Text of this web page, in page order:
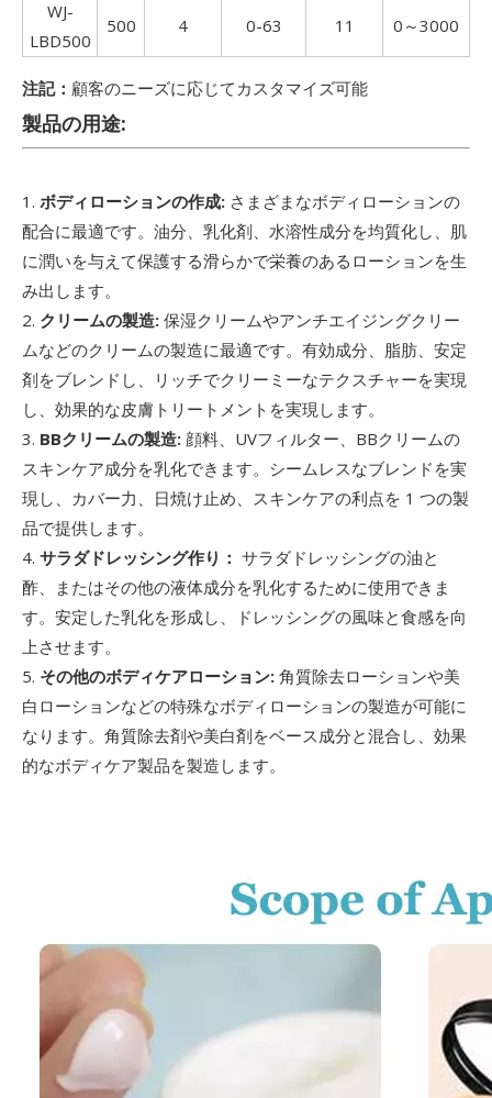
WJ-
LBD500
500 4 0-63 11 0～3000
注記： 顧客のニーズに応じてカスタマイズ可能
製品の用途:
1. ボディローションの作成: さまざまなボディローションの
配合に最適です。油分、乳化剤、水溶性成分を均質化し、肌
に潤いを与えて保護する滑らかで栄養のあるローションを生
み出します。
2. クリームの製造: 保湿クリームやアンチエイジングクリー
ムなどのクリームの製造に最適です。有効成分、脂肪、安定
剤をブレンドし、リッチでクリーミーなテクスチャーを実現
し、効果的な皮膚トリートメントを実現します。
3. BBクリームの製造: 顔料、UVフィルター、BBクリームの
スキンケア成分を乳化できます。シームレスなブレンドを実
現し、カバー力、日焼け止め、スキンケアの利点を 1 つの製
品で提供します。
4. サラダドレッシング作り： サラダドレッシングの油と
酢、またはその他の液体成分を乳化するために使用できま
す。安定した乳化を形成し、ドレッシングの風味と食感を向
上させます。
5. その他のボディケアローション: 角質除去ローションや美
白ローションなどの特殊なボディローションの製造が可能に
なります。角質除去剤や美白剤をベース成分と混合し、効果
的なボディケア製品を製造します。